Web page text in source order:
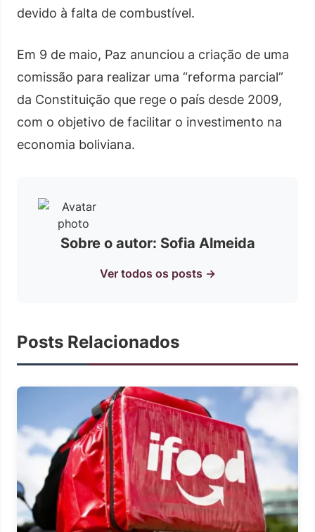
devido à falta de combustível.
Em 9 de maio, Paz anunciou a criação de uma
comissão para realizar uma “reforma parcial”
da Constituição que rege o país desde 2009,
com o objetivo de facilitar o investimento na
economia boliviana.
Sobre o autor: Sofia Almeida
Ver todos os posts →
Posts Relacionados